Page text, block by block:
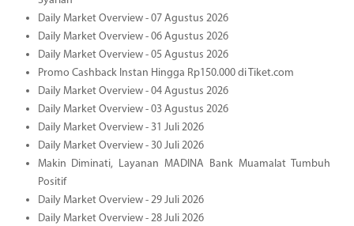
Daily Market Overview - 07 Agustus 2026
Daily Market Overview - 06 Agustus 2026
Daily Market Overview - 05 Agustus 2026
Promo Cashback Instan Hingga Rp150.000 di Tiket.com
Daily Market Overview - 04 Agustus 2026
Daily Market Overview - 03 Agustus 2026
Daily Market Overview - 31 Juli 2026
Daily Market Overview - 30 Juli 2026
Makin Diminati, Layanan MADINA Bank Muamalat Tumbuh
Positif
Daily Market Overview - 29 Juli 2026
Daily Market Overview - 28 Juli 2026